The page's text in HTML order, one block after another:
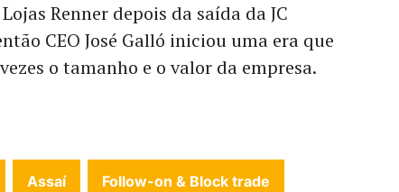
Renner depois da saída da JC
CEO José Galló iniciou uma era que
o tamanho e o valor da empresa.
Assaí Follow-on & Block trade